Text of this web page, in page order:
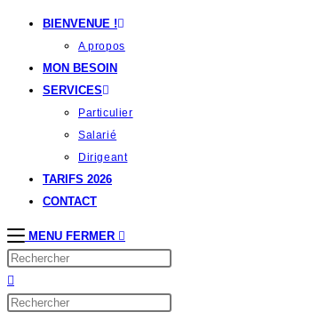
BIENVENUE !
A propos
MON BESOIN
SERVICES
Particulier
Salarié
Dirigeant
TARIFS 2026
CONTACT
MENU FERMER